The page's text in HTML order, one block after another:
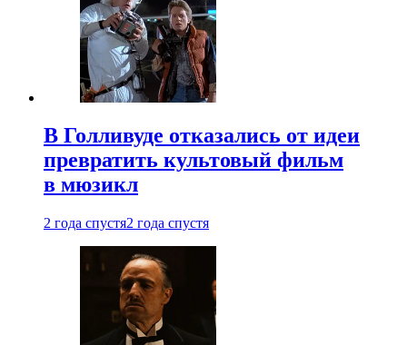
В Голливуде отказались от идеи
превратить культовый фильм
в мюзикл
2 года спустя2 года спустя